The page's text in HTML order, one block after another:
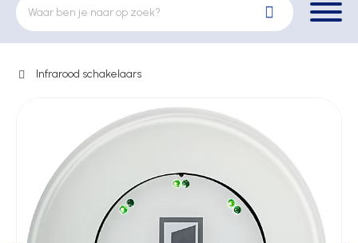
Deurbeslag
Elektrische vergrendeling
Hekwerkonderdelen
Infrarood schakelaars